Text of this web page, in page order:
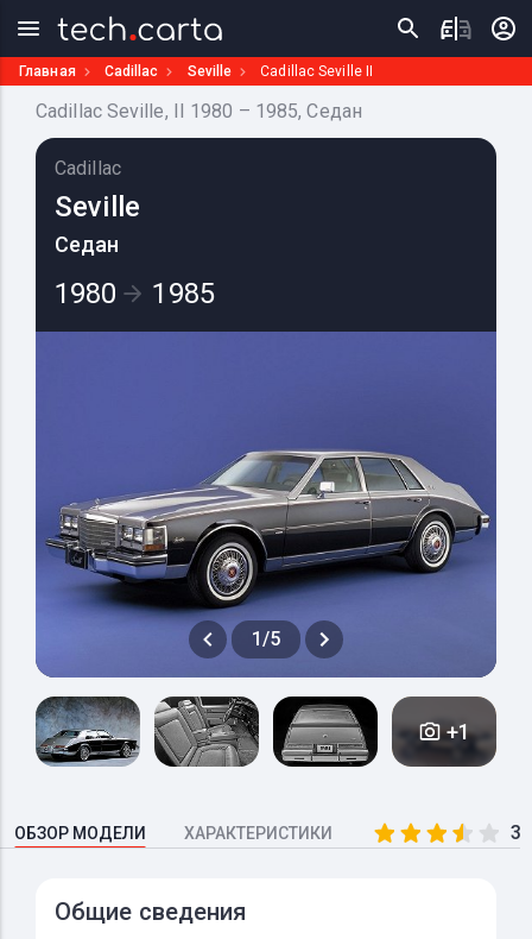
Главная Cadillac Seville Cadillac Seville II
Cadillac Seville, II 1980 – 1985, Седан
Cadillac
Seville
Седан
1980 1985
1/5
+1
ОБЗОР МОДЕЛИ ХАРАКТЕРИСТИКИ
Общие сведения